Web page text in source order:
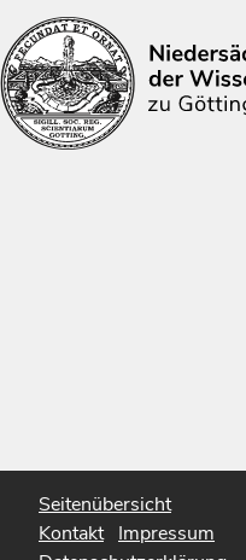
Seitenübersicht
Kontakt Impressum